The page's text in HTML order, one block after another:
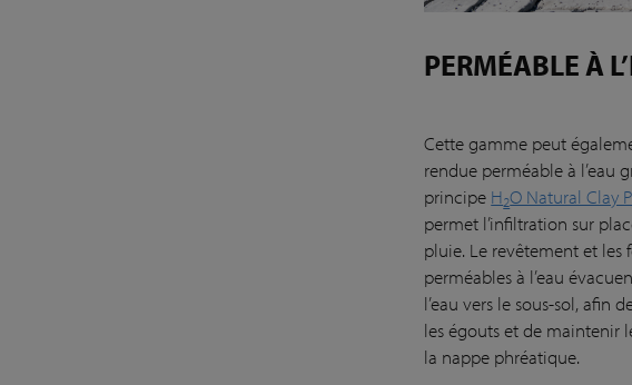
PERMÉABLE À
Cette gamme peut
rendue perméable à l’eau
principe H2O Natural Clay
permet l’infiltration sur
pluie. Le revêtement et les
perméables à l’eau
l’eau vers le sous-sol, afin
les égouts et de maintenir
la nappe phréatique.